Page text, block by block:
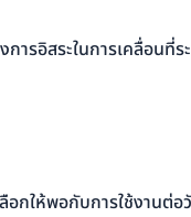
ารอิสระในการเคลื่อน
อกให้พอกับการใช้งานต่อ